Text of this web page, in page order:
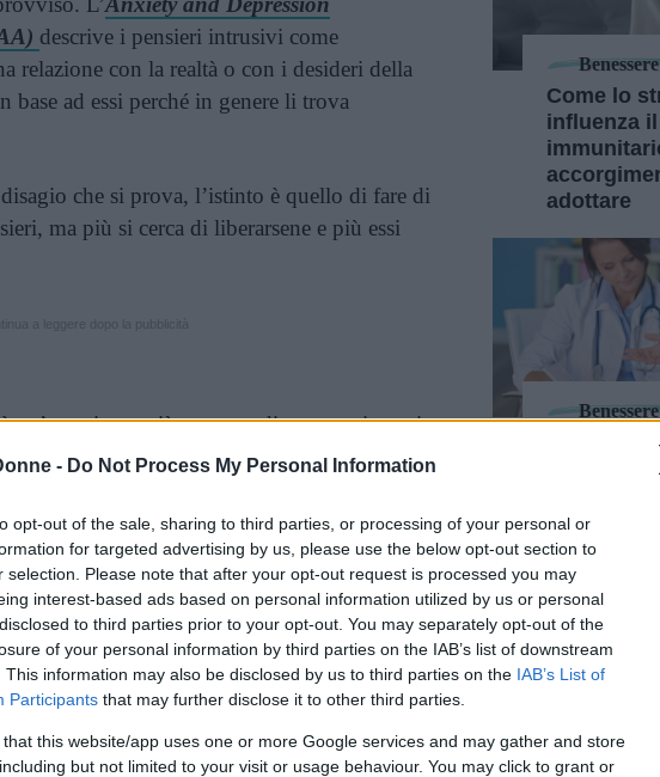
- Do Not Process My Personal Information
opt-out of the sale, sharing to third parties, or processing of your personal or
for targeted advertising by us, please use the below opt-out section to
selection. Please note that after your opt-out request is processed you may
interest-based ads based on personal information utilized by us or personal
to third parties prior to your opt-out. You may separately opt-out of the
of your personal information by third parties on the IAB’s list of downstream
This information may also be disclosed by us to third parties on the IAB’s List of
Participants that may further disclose it to other third parties.
that this website/app uses one or more Google services and may gather and store
but not limited to your visit or usage behaviour. You may click to grant or
descrive i pensieri intrusivi come
relazione con la realtà o con i desideri della
base ad essi perché in genere li trova
che si prova, l’istinto è quello di fare di
ma più si cerca di liberarsene e più essi
un’esperienza più comune di quanto si pensi:
che circa il 94% dei partecipanti ha avuto
3 mesi precedenti l’indagine. In particolare
intrusivi più comuni fossero di tipo
per il corretto svolgimento dei compiti
sono stati quelli di tipo sessuale o religioso.
possono interferire con la propria
di disturbi psichici gravi, per la cui cura è
specialista.
Benessere
Come lo
influenza
adottare
Benessere
Medical
non è solo
Benessere
I vantaggi
domestico